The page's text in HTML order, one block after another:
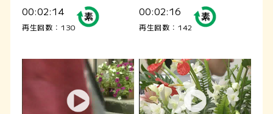
00:02:14
再生回数：130
00:02:16
再生回数：142